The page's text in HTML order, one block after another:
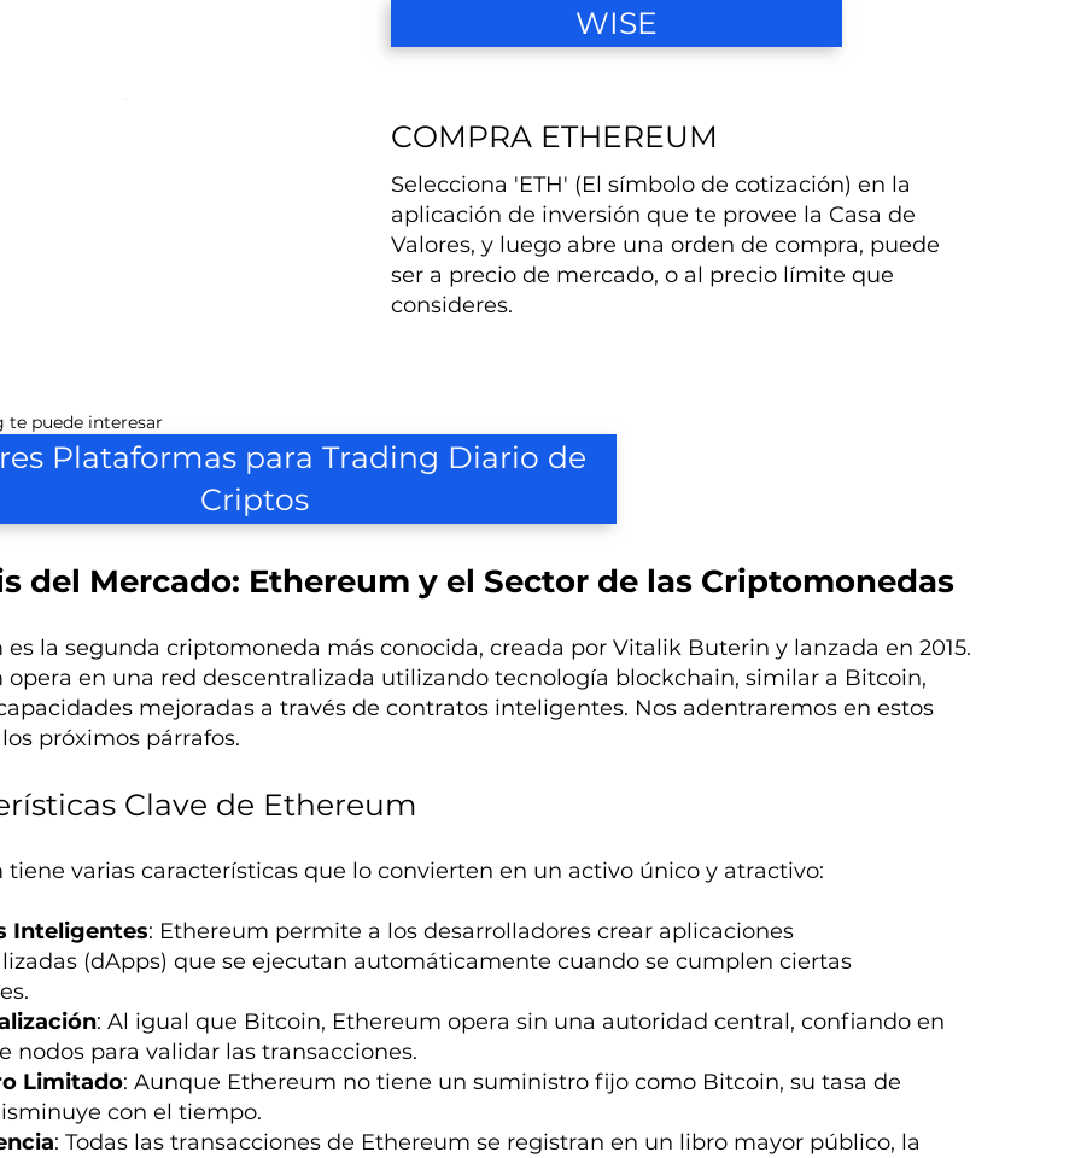
WISE
COMPRA ETHEREUM
Selecciona 'ETH' (El símbolo de cotización) en la
aplicación de inversión que te provee la Casa de
Valores, y luego abre una orden de compra, puede
ser a precio de mercado, o al precio límite que
consideres.
te puede interesar
Plataformas para Trading Diario de
Criptos
del Mercado: Ethereum y el Sector de las Criptomonedas
la segunda criptomoneda más conocida, creada por Vitalik Buterin y lanzada en 2015.
opera en una red descentralizada utilizando tecnología blockchain, similar a Bitcoin,
mejoradas a través de contratos inteligentes. Nos adentraremos en estos
próximos párrafos.
Clave de Ethereum
varias características que lo convierten en un activo único y atractivo:
Inteligentes: Ethereum permite a los desarrolladores crear aplicaciones
(dApps) que se ejecutan automáticamente cuando se cumplen ciertas
: Al igual que Bitcoin, Ethereum opera sin una autoridad central, confiando en
nodos para validar las transacciones.
Limitado: Aunque Ethereum no tiene un suministro fijo como Bitcoin, su tasa de
con el tiempo.
: Todas las transacciones de Ethereum se registran en un libro mayor público, la